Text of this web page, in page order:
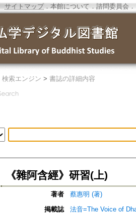
サイトマップ．本館について ． 諮問委員会 ．
検索エンジン > 書誌の詳細内容
《雜阿含經》研習(上)
著者
蔡惠明 (著)
掲載誌
法音=The Voice of